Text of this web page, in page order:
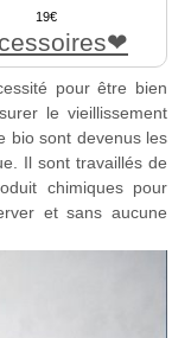
19
pour être bien
le vieillissement
bio sont devenus les
Il sont travaillés de
chimiques pour
et sans aucune